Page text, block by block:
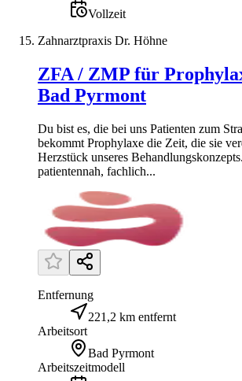
Vollzeit
Zahnarztpraxis Dr. Höhne
ZFA / ZMP für
Bad Pyrmont
Du bist es, die bei uns Patienten zum
bekommt Prophylaxe die Zeit, die sie
Herzstück unseres
patientennah, fachlich...
Entfernung
221,2 km entfernt
Arbeitsort
Bad Pyrmont
Arbeitszeitmodell